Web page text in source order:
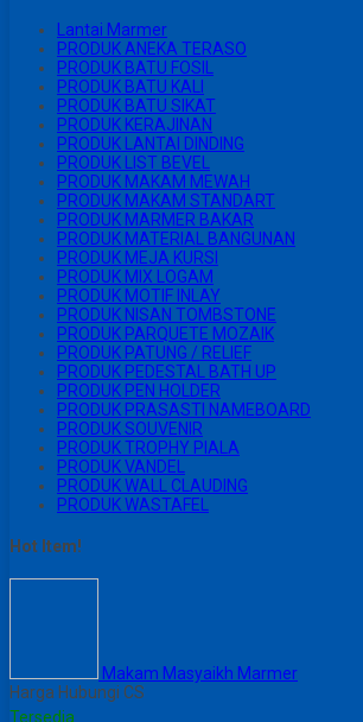
Lantai Marmer
PRODUK ANEKA TERASO
PRODUK BATU FOSIL
PRODUK BATU KALI
PRODUK BATU SIKAT
PRODUK KERAJINAN
PRODUK LANTAI DINDING
PRODUK LIST BEVEL
PRODUK MAKAM MEWAH
PRODUK MAKAM STANDART
PRODUK MARMER BAKAR
PRODUK MATERIAL BANGUNAN
PRODUK MEJA KURSI
PRODUK MIX LOGAM
PRODUK MOTIF INLAY
PRODUK NISAN TOMBSTONE
PRODUK PARQUETE MOZAIK
PRODUK PATUNG / RELIEF
PRODUK PEDESTAL BATH UP
PRODUK PEN HOLDER
PRODUK PRASASTI NAMEBOARD
PRODUK SOUVENIR
PRODUK TROPHY PIALA
PRODUK VANDEL
PRODUK WALL CLAUDING
PRODUK WASTAFEL
Hot Item!
Makam Masyaikh Marmer
Harga Hubungi CS
Tersedia